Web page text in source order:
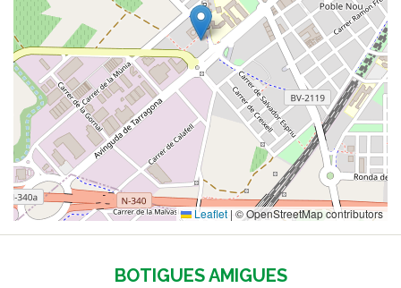
Leaflet|© OpenStreetMap contributors
BOTIGUES AMIGUES